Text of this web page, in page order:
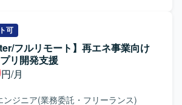
テスト・移行まで、一連の開発工程を
す。スクラム開発を想定しており、チ
ケーションを図りながら、エンハンス
ていただきます。 【求める人物
モバイルアプリ開発に主体的に取り組
して解決に向けて動ける方を求めてお
新しい技術の活用に前向きで、チーム
可
フルリモート】再エネ事業向け
リ開発支援
円/月
ンジニア(業務委託・フリーランス)